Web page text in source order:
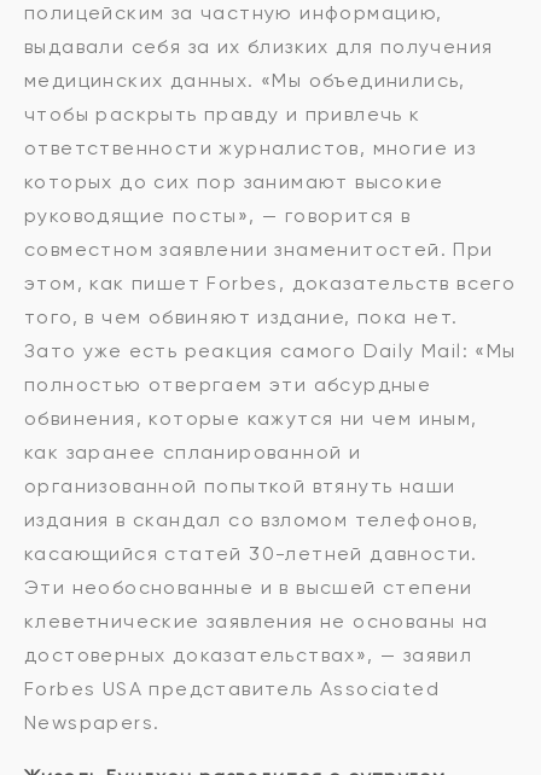
полицейским за частную информацию,
выдавали себя за их близких для получения
медицинских данных. «Мы объединились,
чтобы раскрыть правду и привлечь к
ответственности журналистов, многие из
которых до сих пор занимают высокие
руководящие посты», — говорится в
совместном заявлении знаменитостей. При
этом, как пишет Forbes, доказательств всего
того, в чем обвиняют издание, пока нет.
Зато уже есть реакция самого Daily Mail: «Мы
полностью отвергаем эти абсурдные
обвинения, которые кажутся ни чем иным,
как заранее спланированной и
организованной попыткой втянуть наши
издания в скандал со взломом телефонов,
касающийся статей 30-летней давности.
Эти необоснованные и в высшей степени
клеветнические заявления не основаны на
достоверных доказательствах», — заявил
Forbes USA представитель Associated
Newspapers.